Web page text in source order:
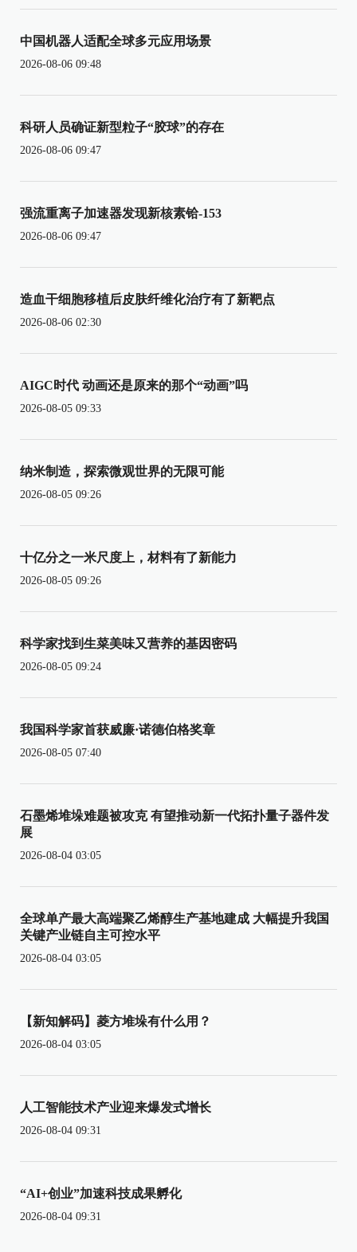
中国机器人适配全球多元应用场景
2026-08-06 09:48
科研人员确证新型粒子“胶球”的存在
2026-08-06 09:47
强流重离子加速器发现新核素铪-153
2026-08-06 09:47
造血干细胞移植后皮肤纤维化治疗有了新靶点
2026-08-06 02:30
AIGC时代 动画还是原来的那个“动画”吗
2026-08-05 09:33
纳米制造，探索微观世界的无限可能
2026-08-05 09:26
十亿分之一米尺度上，材料有了新能力
2026-08-05 09:26
科学家找到生菜美味又营养的基因密码
2026-08-05 09:24
我国科学家首获威廉·诺德伯格奖章
2026-08-05 07:40
石墨烯堆垛难题被攻克 有望推动新一代拓扑量子器件发
展
2026-08-04 03:05
全球单产最大高端聚乙烯醇生产基地建成 大幅提升我国
关键产业链自主可控水平
2026-08-04 03:05
【新知解码】菱方堆垛有什么用？
2026-08-04 03:05
人工智能技术产业迎来爆发式增长
2026-08-04 09:31
“AI+创业”加速科技成果孵化
2026-08-04 09:31